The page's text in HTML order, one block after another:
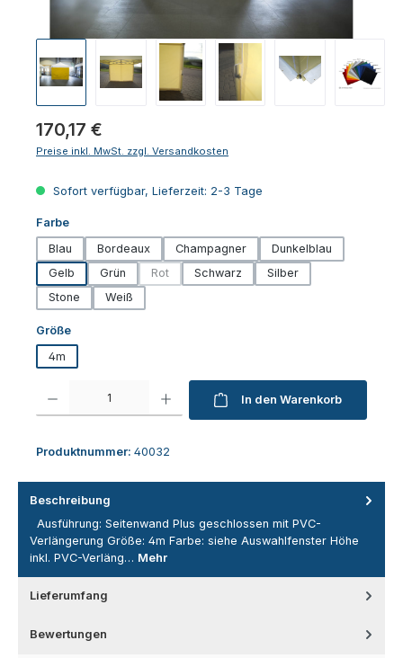
Regulärer Preis:
170,17 €
Preise inkl. MwSt. zzgl. Versandkosten
Sofort verfügbar, Lieferzeit: 2-3 Tage
Farbeauswählen
Blau
Bordeaux Champagner
Dunkelblau
Gelb
Grün Rot
(Diese Option ist zurzeit nicht verfügbar.)
Schwarz
Silber
Stone
Weiß
Größeauswählen
4m
In den Warenkorb
Produktnummer: 40032
Beschreibung
Ausführung: Seitenwand Plus geschlossen mit PVC-
Verlängerung Größe: 4m Farbe: siehe Auswahlfenster Höhe
inkl. PVC-Verläng… Mehr
Lieferumfang
Bewertungen